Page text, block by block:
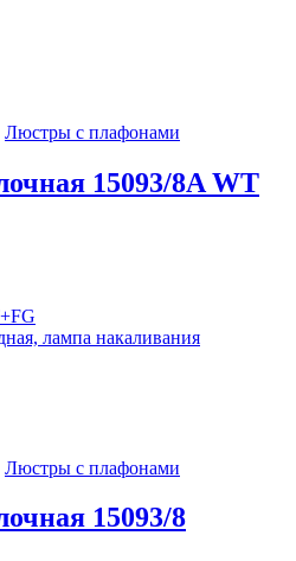
Люстры с плафонами
15093/8A WT
лампа накаливания
Люстры с плафонами
15093/8